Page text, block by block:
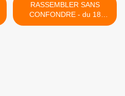
RASSEMBLER SANS
CONFONDRE - du 18
AVRIL 2016 (J+2679 après